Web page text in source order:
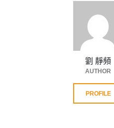
劉 靜頻
AUTHOR
PROFILE